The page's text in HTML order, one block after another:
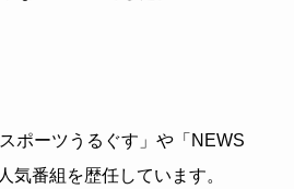
ポーツうるぐす」や「 NEWS
気番組を歴任しています。